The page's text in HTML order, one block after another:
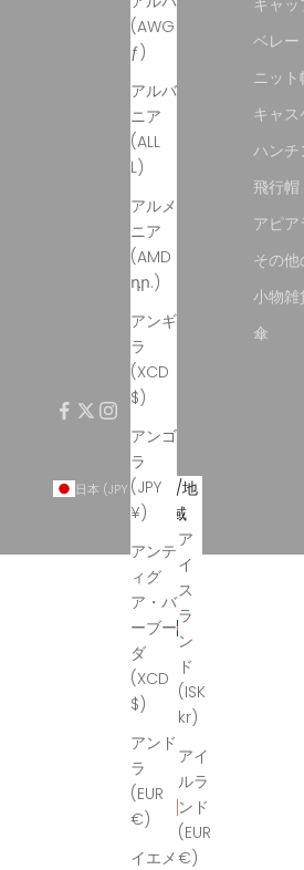
(AWG
ƒ)
アルバ
ニア
(ALL
L)
アルメ
ニア
(AMD
դր.)
アンギ
ラ
(XCD
$)
アンゴ
ラ
(JPY
¥)
アンテ
ィグ
ア・バ
ーブー
ダ
(XCD
$)
アンド
ラ
(EUR
€)
イエメ
キャッ
ベレー
ニッ
キャス
ハンチ
飛行帽
アピ
その
小物雑
傘
日本 (JPY ¥)
国/地
域
ア
イ
ス
ラ
ン
ド
(ISK
kr)
アイ
ルラ
ンド
(EUR
€)